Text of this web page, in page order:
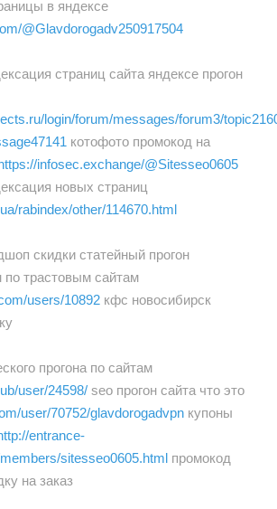
в яндексе
@Glavdorogadv250917504
страниц сайта яндексе прогон
login/forum/messages/forum3/
котофото промокод на
infosec.exchange/@Sitesseo0605
новых страниц
rabindex/other/114670.html
скидки статейный прогон
по трастовым сайтам
users/10892 кфс новосибирск
прогона по сайтам
user/24598/ seo прогон сайта что это
user/70752/glavdorogadvpn купоны
entrance-
sitesseo0605.html промокод
на заказ